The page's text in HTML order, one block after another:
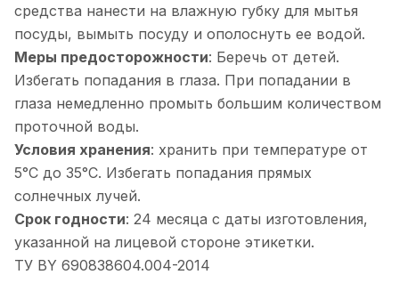
средства нанести на влажную губку для мытья
посуды, вымыть посуду и ополоснуть ее водой.
Меры предосторожности: Беречь от детей.
Избегать попадания в глаза. При попадании в
глаза немедленно промыть большим количеством
проточной воды.
Условия хранения: хранить при температуре от
5°С до 35°С. Избегать попадания прямых
солнечных лучей.
Срок годности: 24 месяца с даты изготовления,
указанной на лицевой стороне этикетки.
ТУ BY 690838604.004-2014